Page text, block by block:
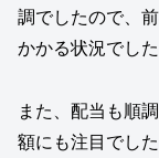
調でしたので、
かかる状況でした
また、配当も順
額にも注目でした